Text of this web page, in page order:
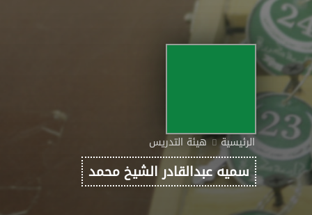
الرئيسية هيئة التدريس
سميه عبدالقادر الشيخ محمد